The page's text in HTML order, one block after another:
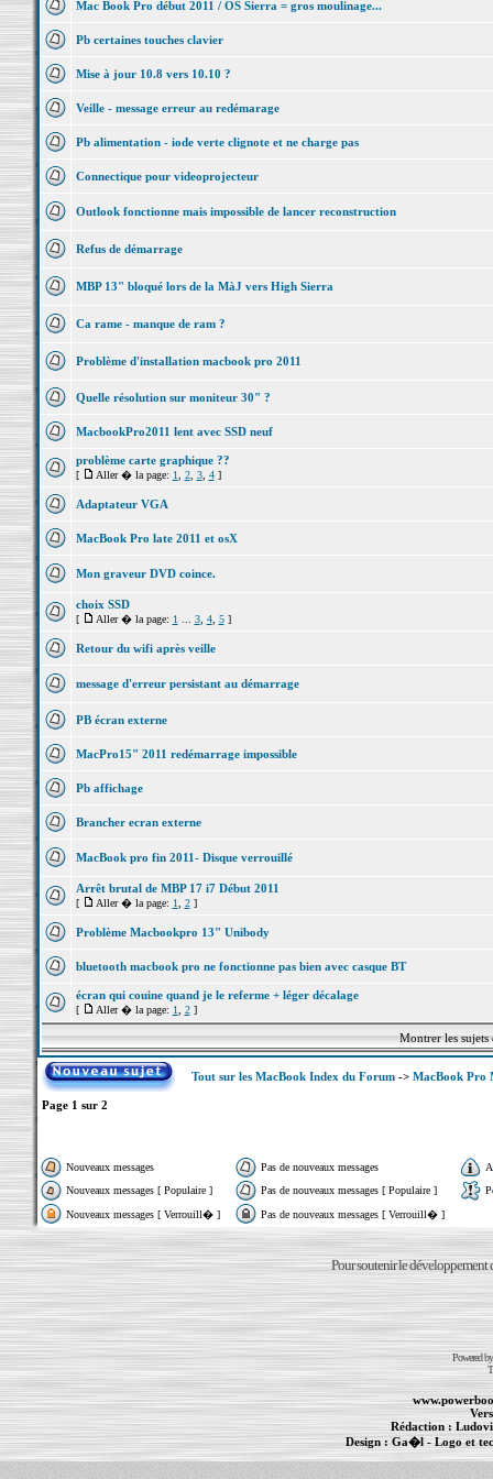
Mac Book Pro début 2011 / OS Sierra = gros moulinage...
Pb certaines touches clavier
Mise à jour 10.8 vers 10.10 ?
Veille - message erreur au redémarage
Pb alimentation - iode verte clignote et ne charge pas
Connectique pour videoprojecteur
Outlook fonctionne mais impossible de lancer reconstruction
Refus de démarrage
MBP 13" bloqué lors de la MàJ vers High Sierra
Ca rame - manque de ram ?
Problème d'installation macbook pro 2011
Quelle résolution sur moniteur 30" ?
MacbookPro2011 lent avec SSD neuf
problème carte graphique ??
[ Aller � la page: 1 2, 3, 4]
Adaptateur VGA
MacBook Pro late 2011 et osX
Mon graveur DVD coince.
choix SSD
[ Aller � la page: 1 3, 4, 5]
Retour du wifi après veille
message d'erreur persistant au démarrage
PB écran externe
MacPro15" 2011 redémarrage impossible
Pb affichage
Brancher ecran externe
MacBook pro fin 2011- Disque verrouillé
Arrêt brutal de MBP 17 i7 Début 2011
[ Aller � la page: 1 2]
Problème Macbookpro 13" Unibody
bluetooth macbook pro ne fonctionne pas bien avec casque BT
écran qui couine quand je le referme + léger décalage
[ Aller � la page: 1 2]
Montrer les
Tout sur les MacBook Index du Forum-> MacBook Pro
Page 1 sur 2
Nouveaux messages Pas de nouveaux messages
Nouveaux messages [ Populaire ]
Pas de nouveaux messages [ Populaire ]
Nouveaux messages [ Verrouill� ]
Pas de nouveaux messages [ Verrouill� ]
Pour soutenir le développement
Powered
Rédaction :
Design : Ga�l- Logo et
Informations :